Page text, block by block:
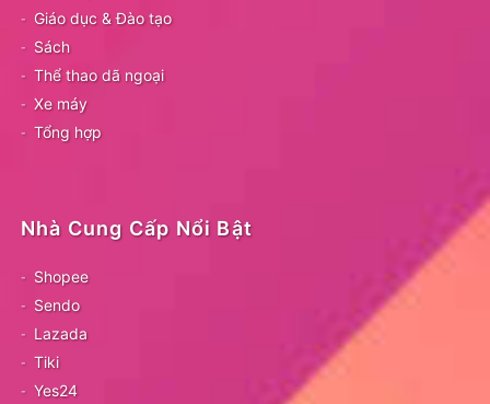
Giáo dục & Đào tạo
Sách
Thể thao dã ngoại
Xe máy
Tổng hợp
Nhà Cung Cấp Nổi Bật
Shopee
Sendo
Lazada
Tiki
Yes24